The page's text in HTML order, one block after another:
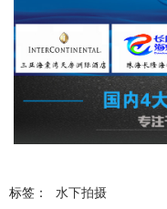
标签： 水下拍摄